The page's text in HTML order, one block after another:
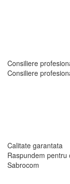
Consiliere
Consiliere
Calitate garantata
Raspundem
Sabrocom